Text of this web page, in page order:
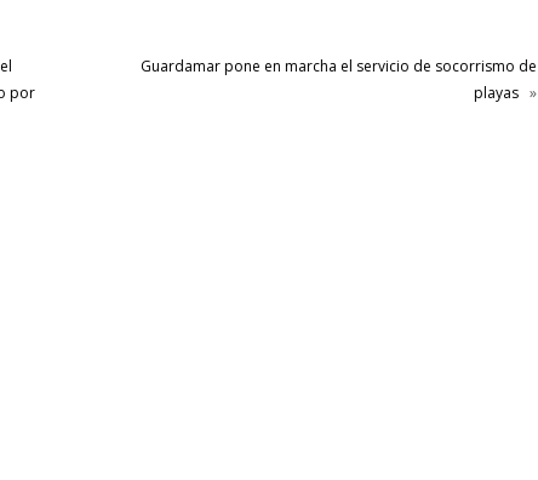
por
Guardamar pone en marcha el servicio de socorrismo de
playas »